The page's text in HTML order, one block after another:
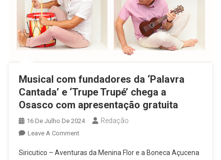
Musical com fundadores da ‘Palavra
Cantada’ e ‘Trupe Trupé’ chega a
Osasco com apresentação gratuita
16 De Julho De 2024 Redação
Leave A CommentOn
Com
Siricutico – Aventuras da Menina Flor e a Boneca Açucena